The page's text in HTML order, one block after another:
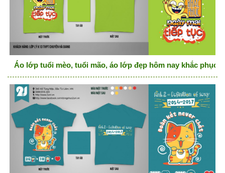
Áo lớp tuổi mèo, tuổi mão, áo lớp đẹp hôm nay khắc phục